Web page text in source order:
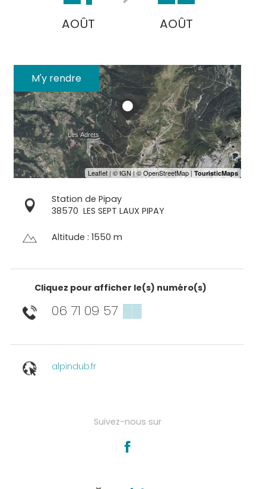
AOÛT AOÛT
M'y rendre
Station de Pipay
38570 LES SEPT LAUX PIPAY
Altitude : 1550 m
Cliquez pour afficher le(s) numéro(s)
06 71 09 57 ▒▒
alpindub.fr
Suivez-nous sur